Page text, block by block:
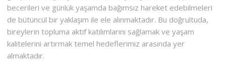
becerileri ve günlük yaşamda bağımsız hareket edebilmeleri
de bütüncül bir yaklaşım ile ele alınmaktadır. Bu doğrultuda,
bireylerin topluma aktif katılımlarını sağlamak ve yaşam
kalitelerini artırmak temel hedeflerimiz arasında yer
almaktadır.